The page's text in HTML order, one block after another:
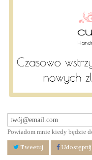
Powiadom mnie kiedy będzie
Tweetuj Udostępnij